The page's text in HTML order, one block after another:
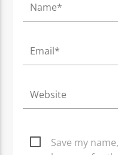
Save my